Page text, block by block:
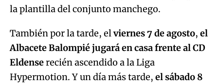
la plantilla del conjunto manchego.
También por la tarde, elviernes 7 de agosto, el
Albacete Balompié jugará en casa frente al CD
Eldenserecién ascendido a la Liga
Hypermotion. Y un día más tarde, el sábado 8